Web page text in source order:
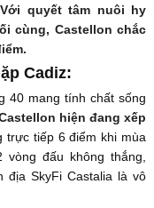
quyết tâm nuôi hy
cùng, Castellon chắc
Cadiz:
40 mang tính chất sống
hiện đang xếp
trực tiếp 6 điểm khi mùa
đấu không thắng,
địa SkyFi Castalia là vô